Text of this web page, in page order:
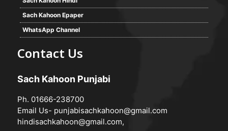
Sach Kahoon Epaper
WhatsApp Channel
Contact Us
Sach Kahoon Punjabi
Ph. 01666-238700
Email Us- punjabisachkahoon@gmail.com
hindisachkahoon@gmail.com,